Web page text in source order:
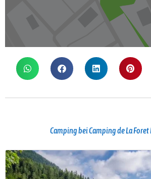
Camping bei Camping de La Foret